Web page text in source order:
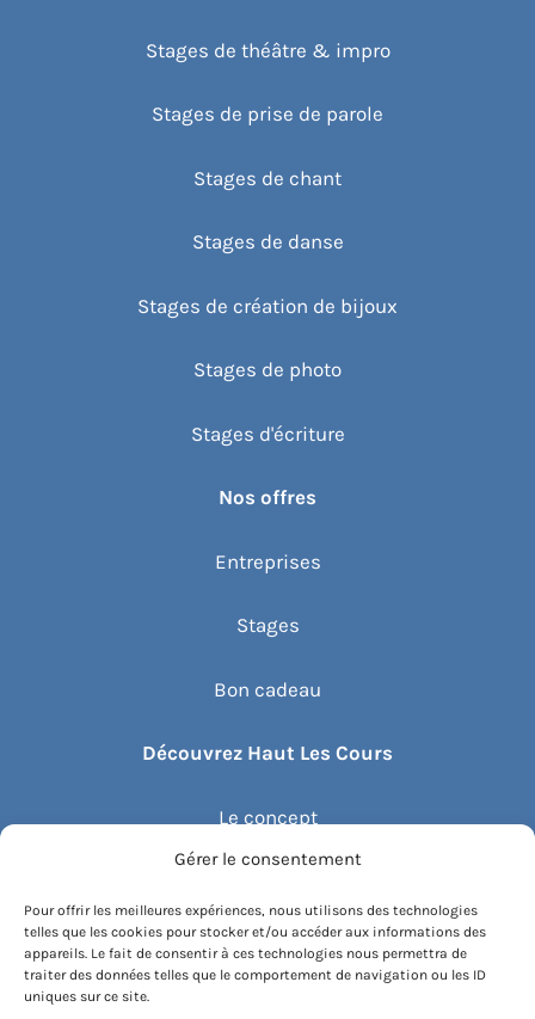
Gérer le consentement
Pour offrir les meilleures expériences, nous utilisons des technologies
telles que les cookies pour stocker et/ou accéder aux informations des
appareils. Le fait de consentir à ces technologies nous permettra de
traiter des données telles que le comportement de navigation ou les ID
uniques sur ce site.
Stages de théâtre & impro
Stages de prise de parole
Stages de chant
Stages de danse
Stages de création de bijoux
Stages de photo
Stages d'écriture
Nos offres
Entreprises
Stages
Bon cadeau
Découvrez Haut Les Cours
Le concept
Blog